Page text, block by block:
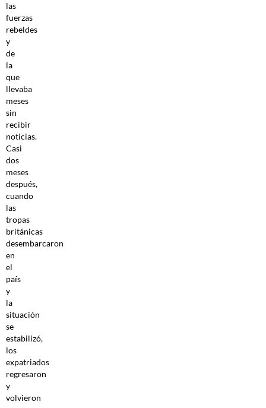
las
fuerzas
rebeldes
y
de
la
que
llevaba
meses
sin
recibir
noticias.
Casi
dos
meses
después,
cuando
las
tropas
británicas
desembarcaron
en
el
país
y
la
situación
se
estabilizó,
los
expatriados
regresaron
y
volvieron